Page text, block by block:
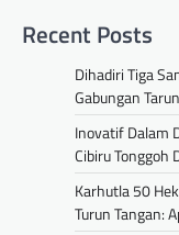
Recent Posts
Dihadiri Tiga
Gabungan
Inovatif Dalam
Cibiru Tonggoh
Karhutla 50
Turun Tangan: